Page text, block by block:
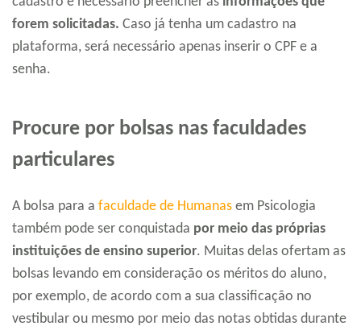
forem solicitadas. Caso já tenha um cadastro na
plataforma, será necessário apenas inserir o CPF e a
senha.
Procure por bolsas nas faculdades
particulares
A bolsa para a faculdade de Humanas em Psicologia
também pode ser conquistada por meio das próprias
instituições de ensino superior. Muitas delas ofertam as
bolsas levando em consideração os méritos do aluno,
por exemplo, de acordo com a sua classificação no
vestibular ou mesmo por meio das notas obtidas durante